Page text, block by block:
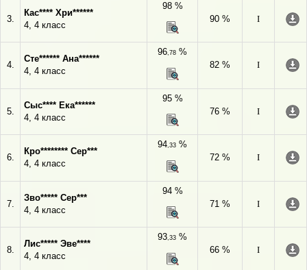
3.
Кас**** Хри******
4, 4 класс
98 %
90 %
I
4.
Сте****** Ана******
4, 4 класс
96,78 %
82 %
I
5.
Сыс**** Ека******
4, 4 класс
95 %
76 %
I
6.
Кро******** Сер***
4, 4 класс
94,33 %
72 %
I
7.
Зво***** Сер***
4, 4 класс
94 %
71 %
I
8.
Лис***** Эве****
4, 4 класс
93,33 %
66 %
I